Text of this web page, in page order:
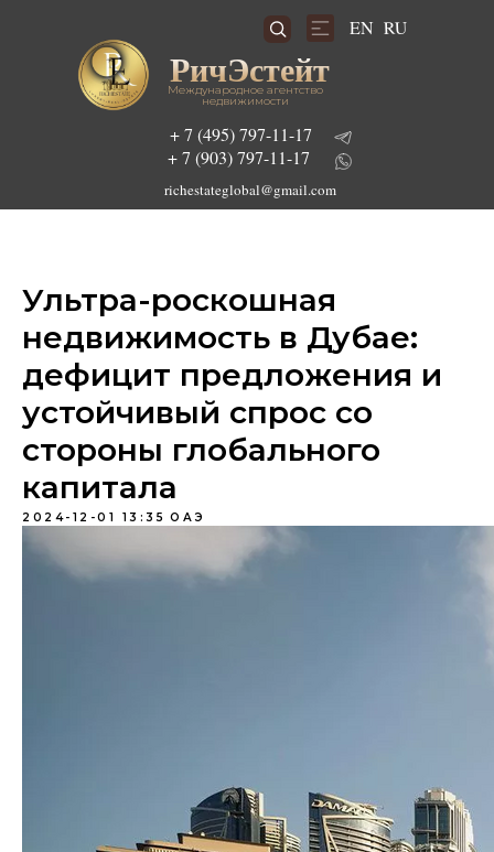
Международное агентство
недвижимости
РичЭстейт
+ 7 (903) 797-11-17
+ 7 (495) 797-11-17
richestateglobal@gmail.com
EN RU
Подобрать инвестиционный проект
Ультра-роскошная
недвижимость в Дубае:
дефицит предложения и
устойчивый спрос со
стороны глобального
капитала
2024-12-01 13:35 ОАЭ